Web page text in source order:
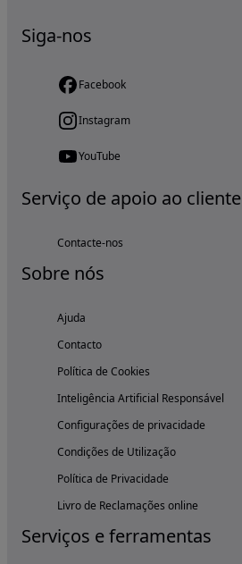
Siga-nos
Facebook
Instagram
YouTube
Serviço de apoio ao cliente
Contacte-nos
Sobre nós
Ajuda
Contacto
Política de Cookies
Inteligência Artificial Responsável
Configurações de privacidade
Condições de Utilização
Política de Privacidade
Livro de Reclamações online
Serviços e ferramentas